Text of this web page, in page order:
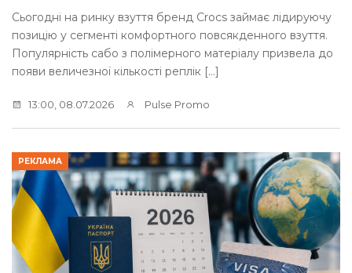
Сьогодні на ринку взуття бренд Crocs займає лідируючу
позицію у сегменті комфортного повсякденного взуття.
Популярність сабо з полімерного матеріалу призвела до
появи величезної кількості реплік […]
13:00, 08.07.2026 Pulse Promo
РЕКЛАМА